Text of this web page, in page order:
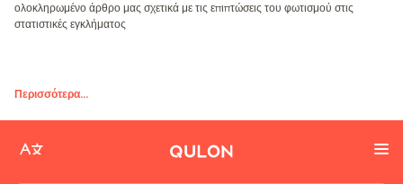
ολοκληρωμένο άρθρο μας σχετικά με τις επιπτώσεις του φωτισμού στις
στατιστικές εγκλήματος
Περισσότερα...